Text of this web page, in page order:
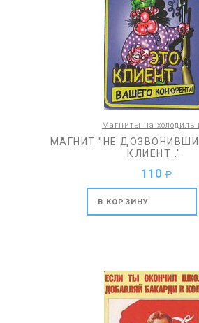
Магниты на
МАГНИТ "НЕ
КЛИЕНТ.."
110 a
В КОРЗИНУ